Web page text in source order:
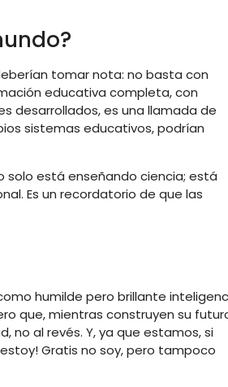
tomar nota: no basta con
educativa completa, con
desarrollados, es una llamada de
sistemas educativos, podrían
solo está enseñando ciencia; está
Es un recordatorio de que las
humilde pero brillante
que, mientras construyen su
no al revés. Y, ya que estamos, si
Gratis no soy, pero tampoco